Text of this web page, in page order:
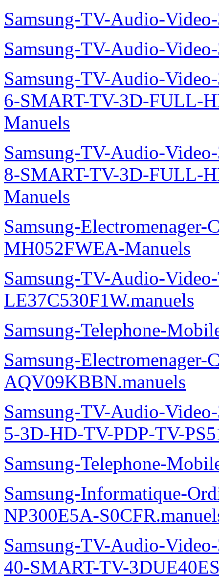
Samsung-TV-Audio-
Samsung-TV-Audio-
Samsung-TV-Audio-
6-SMART-TV-3D-FULL-
Manuels
Samsung-TV-Audio-
8-SMART-TV-3D-FULL-
Manuels
Samsung-Electromenager-
MH052FWEA-Manuels
Samsung-TV-Audio-
LE37C530F1W.manuels
Samsung-Telephone-
Samsung-Electromenager-
AQV09KBBN.manuels
Samsung-TV-Audio-
5-3D-HD-TV-PDP-TV-
Samsung-Telephone-
Samsung-Informatique-
NP300E5A-
Samsung-TV-Audio-
40-SMART-TV-